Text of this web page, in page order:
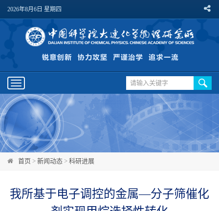
2026年8月6日 星期四
Toggle
navigation
首页 > 新闻动态 > 科研进展
我所基于电子调控的金属—分子筛催化